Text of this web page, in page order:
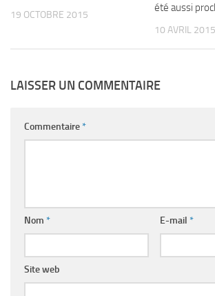
19 OCTOBRE 2015
été aussi
10 AVRIL 2015
LAISSER UN COMMENTAIRE
Commentaire*
Nom * E-mail *
Site web